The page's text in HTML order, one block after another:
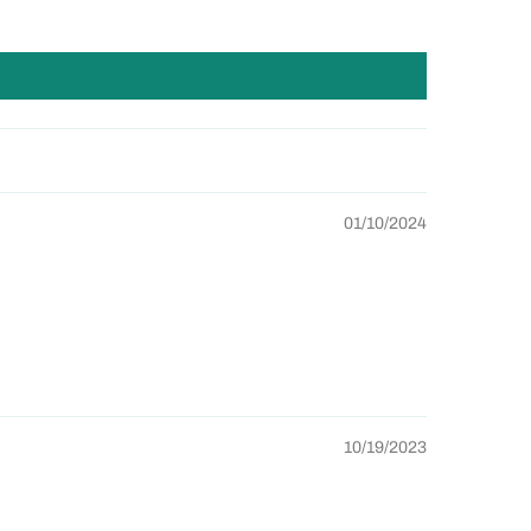
01/10/2024
10/19/2023